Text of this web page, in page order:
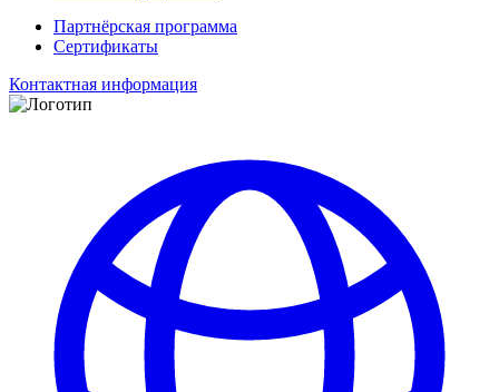
Партнёрская программа
Сертификаты
Контактная информация